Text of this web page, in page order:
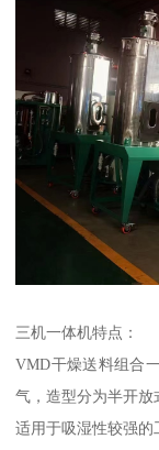
三机一体机特点：
VMD干燥送料组合
气，造型分为半开放
适用于吸湿性较强的